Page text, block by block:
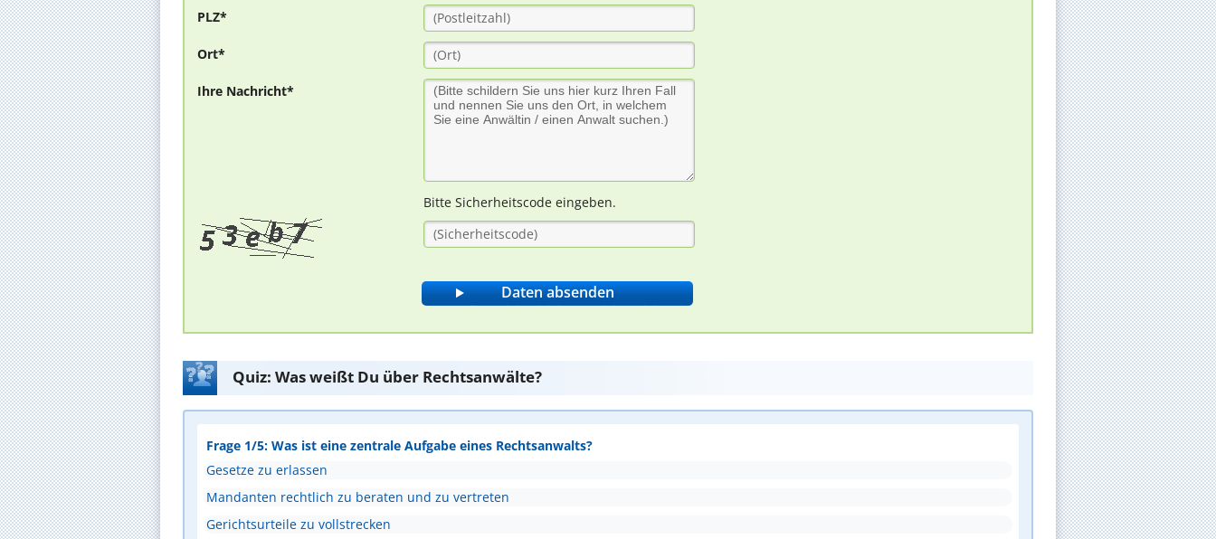
PLZ*
Ort*
Ihre Nachricht*
Bitte Sicherheitscode eingeben.
Quiz: Was weißt Du über Rechtsanwälte?
Frage 1/5: Was ist eine zentrale Aufgabe eines Rechtsanwalts?
Gesetze zu erlassen
Mandanten rechtlich zu beraten und zu vertreten
Gerichtsurteile zu vollstrecken